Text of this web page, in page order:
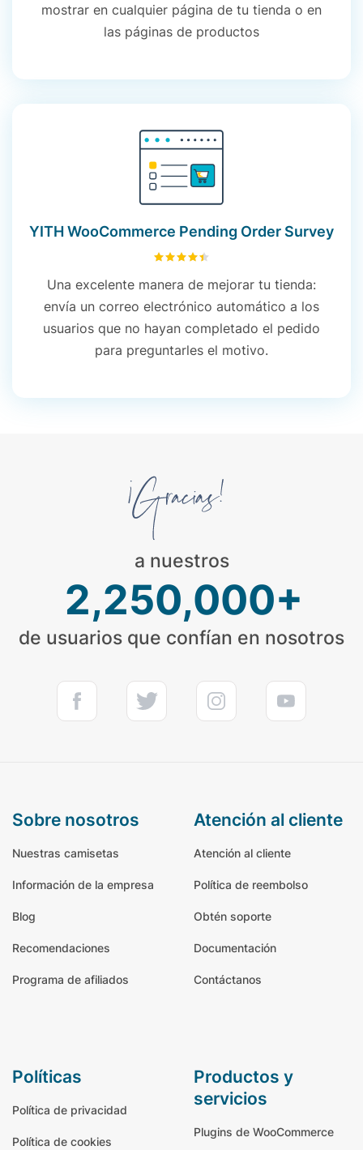
mostrar en cualquier página de tu tienda o en
las páginas de productos
YITH WooCommerce Pending Order Survey
Una excelente manera de mejorar tu tienda:
envía un correo electrónico automático a los
usuarios que no hayan completado el pedido
para preguntarles el motivo.
a nuestros
2,250,000+
de usuarios que confían en nosotros
sobre nosotros
Nuestras camisetas
Información de la empresa
Blog
Recomendaciones
Programa de afiliados
atención al cliente
Atención al cliente
Política de reembolso
Obtén soporte
Documentación
Contáctanos
políticas
Política de privacidad
Política de cookies
productos y
servicios
Plugins de WooCommerce